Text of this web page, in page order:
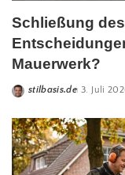
Schließung
Mauerwerk?
stilbasis.de 3. Juli